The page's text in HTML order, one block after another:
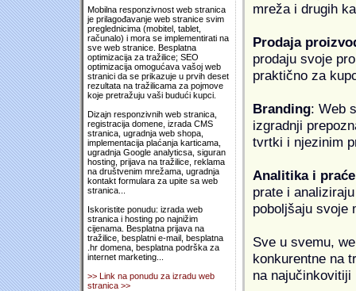
Mobilna responzivnost web stranica
je prilagođavanje web stranice svim
preglednicima (mobitel, tablet,
računalo) i mora se implementirati na
sve web stranice. Besplatna
optimizacija za tražilice; SEO
optimizacija omogućava vašoj web
stranici da se prikazuje u prvih deset
rezultata na tražilicama za pojmove
koje pretražuju vaši budući kupci.
Dizajn responzivnih web stranica,
registracija domene, izrada CMS
stranica, ugradnja web shopa,
implementacija plaćanja karticama,
ugradnja Google analyticsa, siguran
hosting, prijava na tražilice, reklama
na društvenim mrežama, ugradnja
kontakt formulara za upite sa web
stranica...
Iskoristite ponudu: izrada web
stranica i hosting po najnižim
cijenama. Besplatna prijava na
tražilice, besplatni e-mail, besplatna
.hr domena, besplatna podrška za
internet marketing...
>> Link na ponudu za izradu web
stranica >>
mreža i drugih
Prodaja
prodaju svoje
praktično za
Branding: Web
izgradnji
tvrtki i njezinim
Analitika i
prate i
poboljšaju svoje
Sve u svemu,
konkurentne na
na najučinkovitiji